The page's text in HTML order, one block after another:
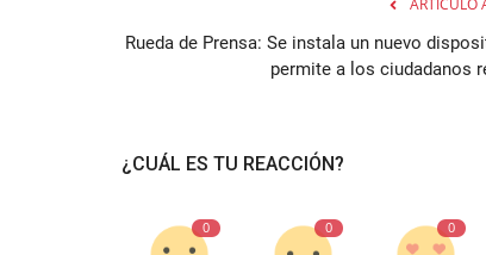
Rueda de Prensa: Se instala un nuevo
permite a los ciudadanos
¿CUÁL ES TU REACCIÓN?
0 0 0